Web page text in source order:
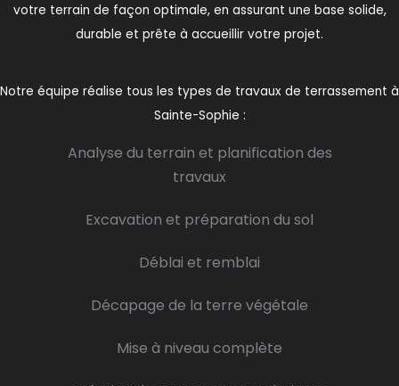
votre terrain de façon optimale, en assurant une base solide,
durable et prête à accueillir votre projet.
Notre équipe réalise tous les types de travaux de terrassement à
Sainte-Sophie :
Analyse du terrain et planification des
travaux
Excavation et préparation du sol
Déblai et remblai
Décapage de la terre végétale
Mise à niveau complète